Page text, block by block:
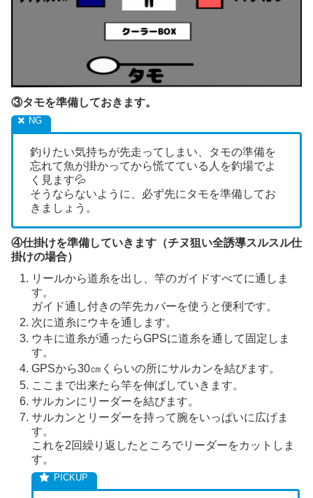
③タモを準備しておきます。
釣りたい気持ちが先走ってしまい、タモの準備を
忘れて魚が掛かってから慌てている人を釣場でよ
く見ます💦
そうならないように、必ず先にタモを準備してお
きましょう。
④仕掛けを準備していきます（チヌ狙い全誘導スルスル仕
掛けの場合）
リールから道糸を出し、竿のガイドすべてに通しま
す。
ガイド通し付きの竿先カバーを使うと便利です。
次に道糸にウキを通します。
ウキに道糸が通ったらGPSに道糸を通して固定しま
す。
GPSから30㎝くらいの所にサルカンを結びます。
ここまで出来たら竿を伸ばしていきます。
サルカンにリーダーを結びます。
サルカンとリーダーを持って腕をいっぱいに広げま
す。
これを2回繰り返したところでリーダーをカットしま
す。